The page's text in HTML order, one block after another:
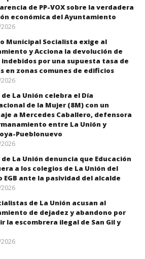
de PP-VOX sobre la verdadera
económica del Ayuntamiento
Municipal Socialista exige al
y Acciona la devolución de
indebidos por una supuesta tasa de
en zonas comunes de edificios
de La Unión celebra el Día
de la Mujer (8M) con un
a Mercedes Caballero, defensora
entre La Unión y
Pueblonuevo
de La Unión denuncia que Educación
a los colegios de La Unión del
EGB ante la pasividad del alcalde
de La Unión acusan al
de dejadez y abandono por
la escombrera ilegal de San Gil y